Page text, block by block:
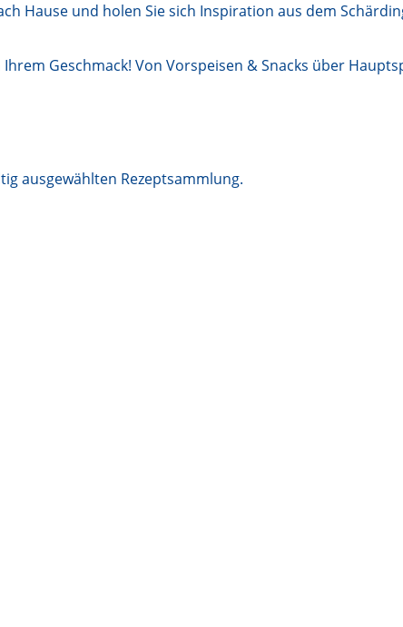
Hause und holen Sie sich Inspiration aus dem
Geschmack! Von Vorspeisen & Snacks über
ausgewählten Rezeptsammlung.